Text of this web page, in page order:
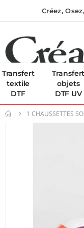
Créez,
Transfert
textile
DTF
Transfert
objets
DTF UV
1 CHAUSSETTES